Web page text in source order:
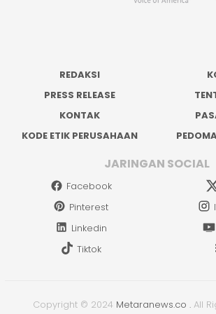
REDAKSI
PRESS RELEASE
KONTAK
KODE ETIK PERUSAHAAN
JARINGAN SOCIAL
Facebook
Pinterest
Linkedin
Tiktok
Copyright © 2024 Metaranews.co . All